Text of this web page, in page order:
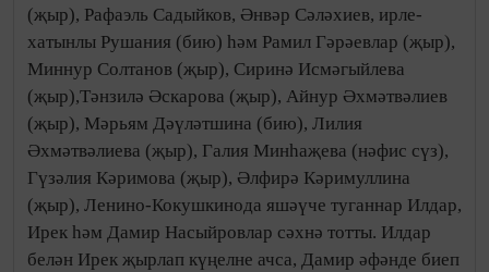
(җыр), Рафаэль Садыйков, Әнвәр Сәләхиев, ирле-
хатынлы Рушания (бию) һәм Рамил Гәрәевлар (җыр),
Миннур Солтанов (җыр), Сиринә Исмәгыйлева
(җыр),Тәнзилә Әскарова (җыр), Айнур Әхмәтвәлиев
(җыр), Мәрьям Дәүләтшина (бию), Лилия
Әхмәтвәлиева (җыр), Галия Минһаҗева (нәфис сүз),
Гүзәлия Кәримова (җыр), Әлфирә Кәримуллина
(җыр), Ленино-Кокушкинода яшәүче туганнар Илдар,
Ирек һәм Дамир Насыйровлар сәхнә тотты. Илдар
белән Ирек җырлап күңелне ачса, Дамир әфәнде биеп